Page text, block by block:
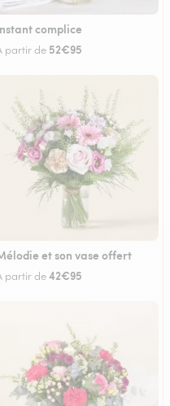
complice
partir de 52€95
et son vase offert
partir de42€95